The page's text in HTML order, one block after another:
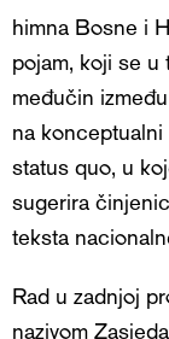
himna Bosne i
pojam, koji se u
međučin
na
status quo, u
sugerira
teksta
Rad u zadnjoj
nazivom